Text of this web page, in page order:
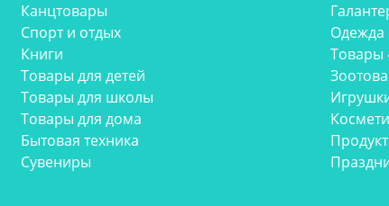
Канцтовары
Спорт и отдых
Книги
Товары для детей
Товары для школы
Товары для дома
Бытовая техника
Сувениры
Одежда